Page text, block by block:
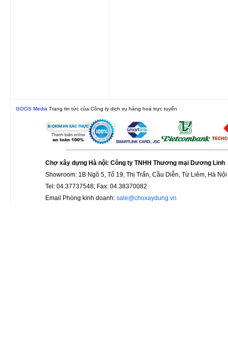
GOOS Media Trang tin tức của Công ty dịch vụ hàng hoá trực tuyến
Chợ xây dựng Hà nội: Công ty TNHH Thương mại Dương Linh
Showroom: 1B Ngõ 5, Tổ 19, Thị Trấn, Cầu Diễn, Từ Liêm, Hà Nội
Tel: 04.37737548; Fax: 04.38370082
Email Phòng kinh doanh: sale@choxaydung.vn